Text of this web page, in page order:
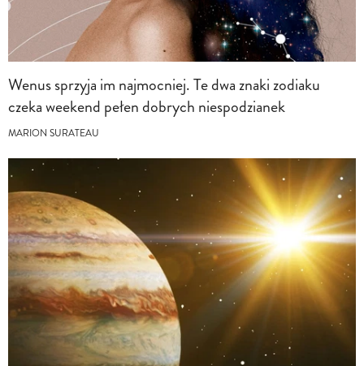
Wenus sprzyja im najmocniej. Te dwa znaki zodiaku
czeka weekend pełen dobrych niespodzianek
MARION SURATEAU